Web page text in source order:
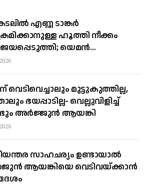
എണ്ണ ടാങ്കര്‍
ഹൂത്തി നീക്കം
യെമൻ
നീങ്ങുന്നുവെന്ന്
വെടിവെച്ചാലും മുട്ടുകുത്തില്ല,
ഭയപ്പാടില്ല- വെല്ലുവിളിച്ച്
അർജ്ജുൻ ആയങ്കി
സാഹചര്യം ഉണ്ടായാല്‍
ആയങ്കിയെ വെടിവയ്ക്കാന്‍